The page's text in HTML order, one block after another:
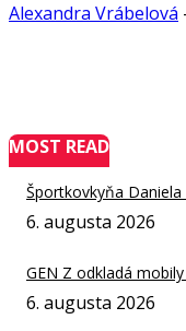
Alexandra Vrábelová
MOST READ
Športkovkyňa
6. augusta 2026
GEN Z odkladá
6. augusta 2026